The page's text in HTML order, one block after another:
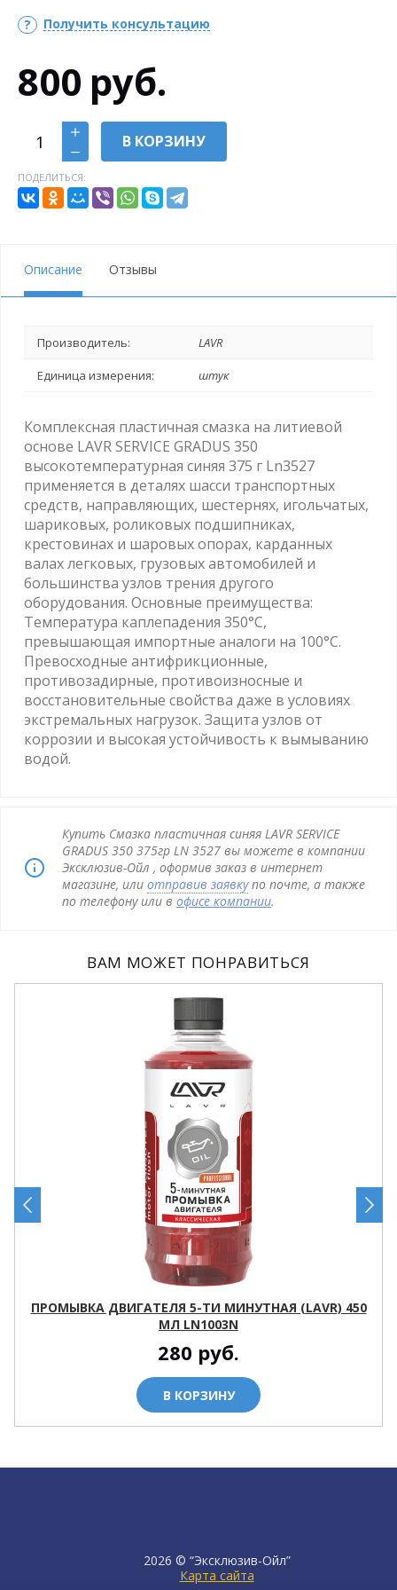
Получить консультацию
800 руб.
В КОРЗИНУ
ПОДЕЛИТЬСЯ:
Описание Отзывы
Производитель: LAVR
Единица измерения: штук
Комплексная пластичная смазка на литиевой
основе LAVR SERVICE GRADUS 350
высокотемпературная синяя 375 г Ln3527
применяется в деталях шасси транспортных
средств, направляющих, шестернях, игольчатых,
шариковых, роликовых подшипниках,
крестовинах и шаровых опорах, карданных
валах легковых, грузовых автомобилей и
большинства узлов трения другого
оборудования. Основные преимущества:
Температура каплепадения 350°С,
превышающая импортные аналоги на 100°С.
Превосходные антифрикционные,
противозадирные, противоизносные и
восстановительные свойства даже в условиях
экстремальных нагрузок. Защита узлов от
коррозии и высокая устойчивость к вымыванию
водой.
Купить Смазка пластичная синяя LAVR SERVICE
GRADUS 350 375гр LN 3527 вы можете в компании
Эксклюзив-Ойл , оформив заказ в интернет
магазине, или отправив заявкупо почте, а также
по телефону или в офисе компании.
ВАМ МОЖЕТ ПОНРАВИТЬСЯ
ПРОМЫВКА ДВИГАТЕЛЯ 5-ТИ МИНУТНАЯ (LAVR) 450
МЛ LN1003N
280 руб.
В КОРЗИНУ
2026 © “Эксклюзив-Ойл”
Карта сайта